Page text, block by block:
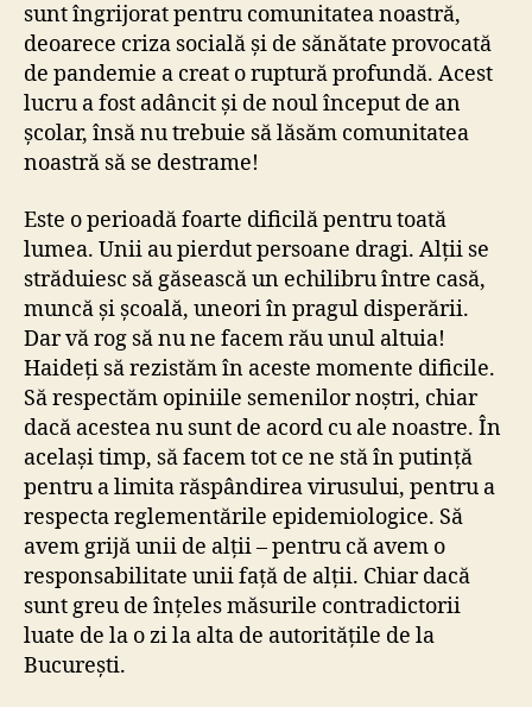
sunt îngrijorat pentru comunitatea noastră,
deoarece criza socială și de sănătate provocată
de pandemie a creat o ruptură profundă. Acest
lucru a fost adâncit și de noul început de an
școlar, însă nu trebuie să lăsăm comunitatea
noastră să se destrame!
Este o perioadă foarte dificilă pentru toată
lumea. Unii au pierdut persoane dragi. Alții se
străduiesc să găsească un echilibru între casă,
muncă și școală, uneori în pragul disperării.
Dar vă rog să nu ne facem rău unul altuia!
Haideți să rezistăm în aceste momente dificile.
Să respectăm opiniile semenilor noștri, chiar
dacă acestea nu sunt de acord cu ale noastre. În
același timp, să facem tot ce ne stă în putință
pentru a limita răspândirea virusului, pentru a
respecta reglementările epidemiologice. Să
avem grijă unii de alții – pentru că avem o
responsabilitate unii față de alții. Chiar dacă
sunt greu de înțeles măsurile contradictorii
luate de la o zi la alta de autoritățile de la
București.